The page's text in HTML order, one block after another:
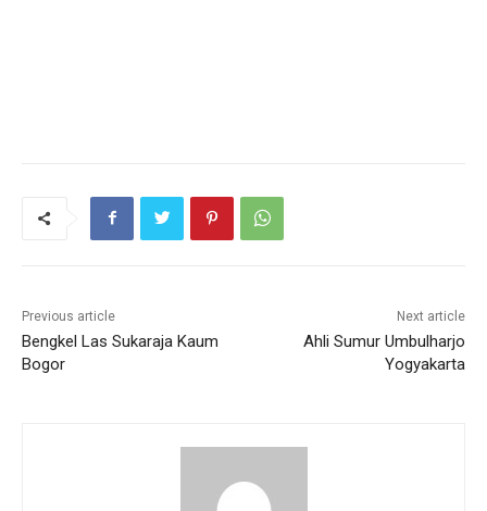
Previous article
Bengkel Las Sukaraja Kaum
Bogor
Next article
Ahli Sumur Umbulharjo
Yogyakarta